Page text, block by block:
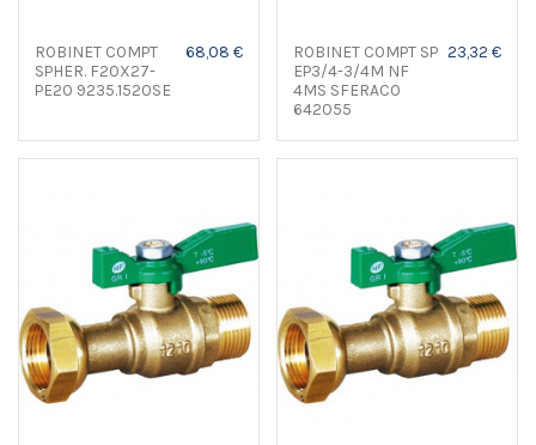
ROBINET COMPT
SPHER. F20X27-
PE20 9235.1520SE
68,08 €
ROBINET COMPT SP
EP3/4-3/4M NF
4MS SFERACO
642055
23,32 €